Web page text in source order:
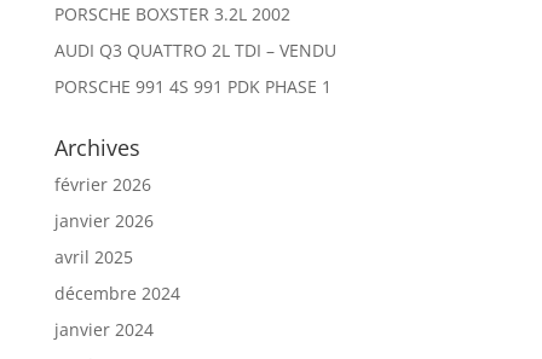
PORSCHE BOXSTER 3.2L 2002
AUDI Q3 QUATTRO 2L TDI – VENDU
PORSCHE 991 4S 991 PDK PHASE 1
Archives
février 2026
janvier 2026
avril 2025
décembre 2024
janvier 2024